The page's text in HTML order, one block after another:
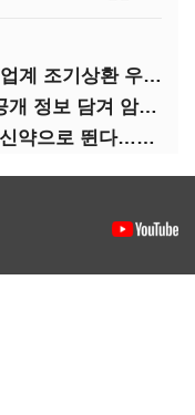
"관광기금 상향 소식에 카지노 업계 조기상환 우려"
모두의 창업 플랫폼, API에 비공개 정보 담겨 암호키까지 새나갔다
(내일의 거인들)진단으로 쌓고 신약으로 뛴다…세니젠의 대전환